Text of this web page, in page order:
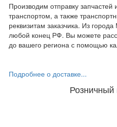
Производим отправку
транспортом, а также
реквизитам заказчика. Из
любой конец РФ. Вы можете
до вашего региона с помощью
Подробнее о доставке...
Розничный